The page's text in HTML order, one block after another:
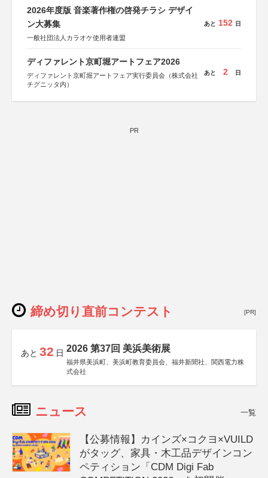
2026年度版 音楽著作権の啓発チラシ デザイ
ン大募集
一般社団法人カラオケ使用者連盟
あと 152 日
ディファレント京町堀アートフェア2026
ディファレント京町堀アートフェア実行委員会（株式会社
チグニッタ内）
あと 2 日
PR
締め切り直前コンテスト [PR]
あと 32 日 2026 第37回 美浜美術展
福井県美浜町、美浜町教育委員会、福井新聞社、関西電力株
式会社
ニュース 一覧
【公募情報】カインズ×コクヨ×VUILD
がタッグ、家具・木工品デザインコン
ペティション「CDM Digi Fab